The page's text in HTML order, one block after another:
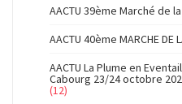
AACTU 39ème Marché de
AACTU 40ème MARCHE DE
AACTU La Plume en
Cabourg 23/24 octobre
(12)